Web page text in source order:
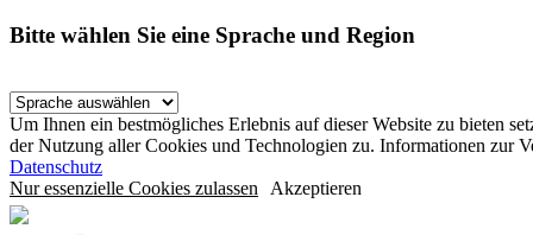
Bitte wählen Sie eine Sprache und Region
Um Ihnen ein bestmögliches Erlebnis auf dieser Website zu bieten
der Nutzung aller Cookies und Technologien zu. Informationen zur
Datenschutz
Nur essenzielle Cookies zulassen Akzeptieren